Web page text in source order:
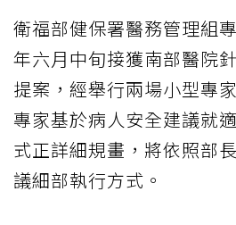
衛福部健保署醫務管理組
年六月中旬接獲南部醫院
提案，經舉行兩場小型專
專家基於病人安全建議就
式正詳細規畫，將依照部
議細部執行方式。